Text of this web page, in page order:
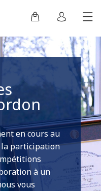
en cours au
la participation
à un
vous